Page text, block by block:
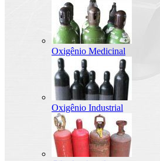
Oxigênio Medicinal
Oxigênio Industrial